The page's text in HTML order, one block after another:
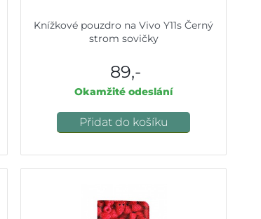
Knížkové pouzdro na Vivo Y11s Černý
strom sovičky
89,-
Okamžité odeslání
Přidat do košíku